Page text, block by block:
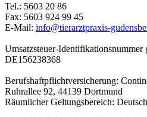
Tel.: 5603 20 86
Fax: 5603 924 99 45
E-Mail: info@tierarztpraxis-
Umsatzsteuer-Identifikationsnummer
DE156238368
Berufshaftpflichtversicherung:
Ruhrallee 92, 44139 Dortmund
Räumlicher Geltungsbereich: